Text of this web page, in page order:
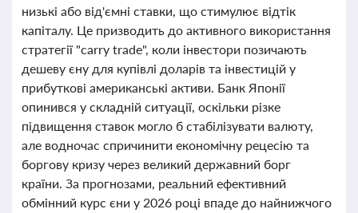
низькі або від'ємні ставки, що стимулює відтік
капіталу. Це призводить до активного використання
стратегії "carry trade", коли інвестори позичають
дешеву єну для купівлі доларів та інвестицій у
прибуткові американські активи. Банк Японії
опинився у складній ситуації, оскільки різке
підвищення ставок могло б стабілізувати валюту,
але водночас спричинити економічну рецесію та
боргову кризу через великий державний борг
країни. За прогнозами, реальний ефективний
обмінний курс єни у 2026 році впаде до найнижчого